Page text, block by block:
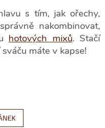
s tím, jak ořechy,
nakombinovat,
hotových mixů. Stačí
máte v kapse!